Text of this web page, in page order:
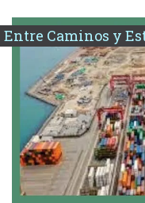
Entre Caminos y